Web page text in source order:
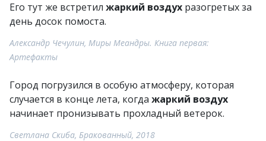
Его тут же встретил жаркий воздух разогретых за
день досок помоста.
Александр Чечулин, Миры Меандры. Книга первая:
Артефакты
Город погрузился в особую атмосферу, которая
случается в конце лета, когда жаркий воздух
начинает пронизывать прохладный ветерок.
Светлана Скиба, Бракованный, 2018